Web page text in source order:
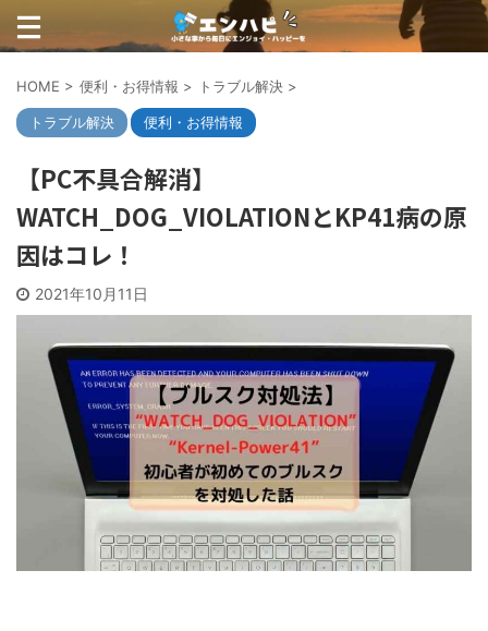
HOME > 便利・お得情報 > トラブル解決 >
トラブル解決 便利・お得情報
【PC不具合解消】
WATCH_DOG_VIOLATIONとKP41病の原
因はコレ！
2021年10月11日